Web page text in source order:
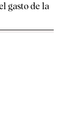
gasto de la